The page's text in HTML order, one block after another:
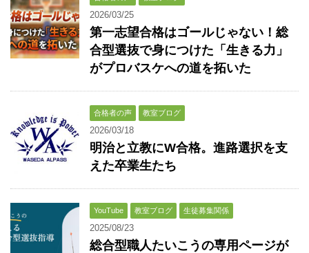
2026/03/25
第一志望合格はゴールじゃない！総
合型選抜で身につけた「生きる力」
がプロバスケへの道を拓いた
合格者の声 教室ブログ
2026/03/18
明治と立教にW合格。進路選択を支
えた卒業生たち
YouTube 教室ブログ 生徒募集関係
2025/08/23
総合型職人たいこうの専用ページが